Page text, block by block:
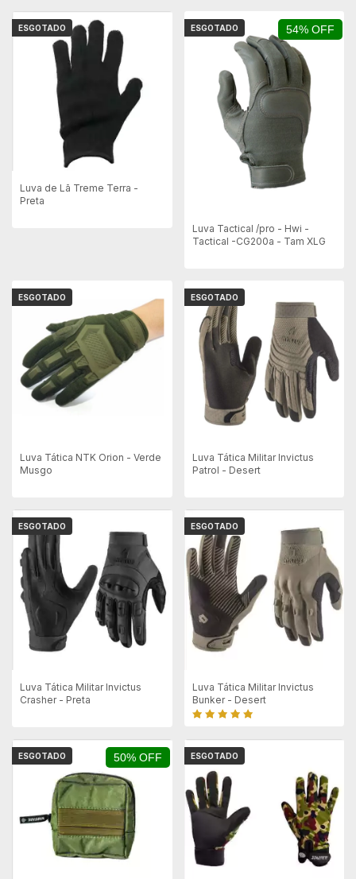
ESGOTADO
Luva de Lã Treme Terra -
Preta
54% OFF
ESGOTADO
Luva Tactical /pro - Hwi -
Tactical -CG200a - Tam XLG
ESGOTADO
Luva Tática NTK Orion - Verde
Musgo
ESGOTADO
Luva Tática Militar Invictus
Patrol - Desert
ESGOTADO
Luva Tática Militar Invictus
Crasher - Preta
ESGOTADO
Luva Tática Militar Invictus
Bunker - Desert
50% OFF
ESGOTADO ESGOTADO